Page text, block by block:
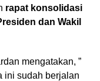
rapat konsolidasi
dan Wakil
mengatakan, ”
ini sudah berjalan